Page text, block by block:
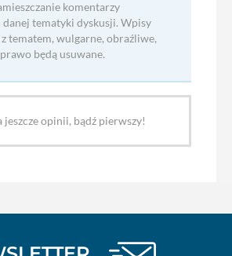
komentarzy
danej tematyki dyskusji. Wpisy
tematem, wulgarne, obraźliwe,
będą usuwane.
jeszcze opinii, bądź pierwszy!